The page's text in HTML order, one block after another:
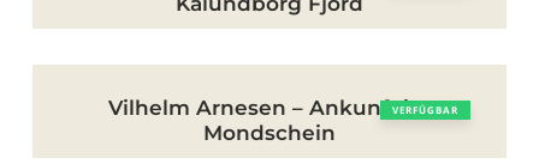
–
Wolken
über
Kalundborg
Arnesen
VERFÜGBAR
Vilhelm Arnesen – Ankunft im
Mondschein